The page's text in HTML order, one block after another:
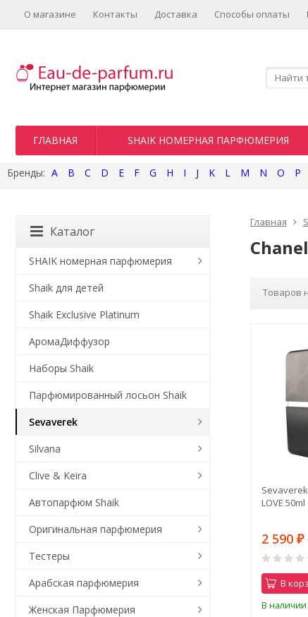
О магазине Контакты Доставка Способы оплаты
ГЛАВНАЯ SHAIK НОМЕРНАЯ ПАРФЮМЕРИЯ
A B C D E F G H I J K L M N O P
Главная
Chanel
Товаров
Sevaverek
LOVE 50ml
2 590 ₽
В
В наличии
Каталог
SHAIK номерная парфюмерия
Shaik для детей
Shaik Exclusive Platinum
АромаДиффузор
Наборы Shaik
Парфюмированный лосьон Shaik
Sevaverek
Silvana
Clive & Keira
Автопарфюм Shaik
Оригинальная парфюмерия
Тестеры
Арабская парфюмерия
Женская Парфюмерия